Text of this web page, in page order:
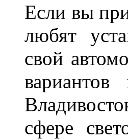
Если вы
любят
свой
сфере